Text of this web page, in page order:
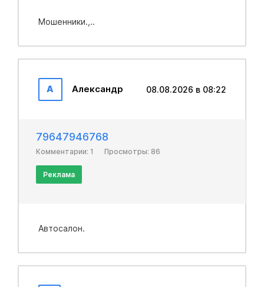
Мошенники.,..
А Александр 08.08.2026 в 08:22
79647946768
Комментарии: 1 Просмотры: 86
Реклама
Автосалон.